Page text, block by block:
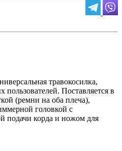
травокосилка,
Поставляется в
(ремни на оба плеча),
головкой с
подачи корда и ножом для